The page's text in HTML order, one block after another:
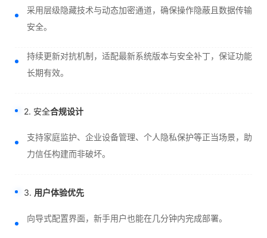
采用层级隐藏技术与动态加密通道，确保操作隐蔽且数据传输
安全。
持续更新对抗机制，适配最新系统版本与安全补丁，保证功能
长期有效。
2. 安全合规设计
支持家庭监护、企业设备管理、个人隐私保护等正当场景，助
力信任构建而非破坏。
3. 用户体验优先
向导式配置界面，新手用户也能在几分钟内完成部署。